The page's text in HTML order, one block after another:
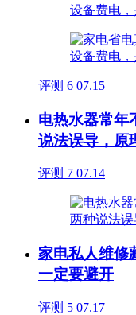
评测 6 07.15
电热水器常年
说法误导，原
评测 7 07.14
家电私人维修
一定要避开
评测 5 07.17